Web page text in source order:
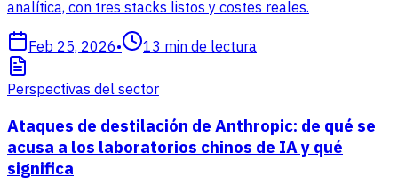
analítica, con tres stacks listos y costes reales.
Feb 25, 2026• 13 min de lectura
Perspectivas del sector
Ataques de destilación de Anthropic: de qué se
acusa a los laboratorios chinos de IA y qué
significa